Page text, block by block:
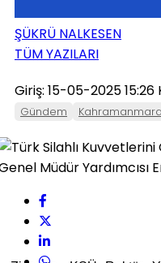
ŞÜKRÜ NALKESEN
TÜM YAZILARI
Giriş: 15-05-2025 15:26
Gündem